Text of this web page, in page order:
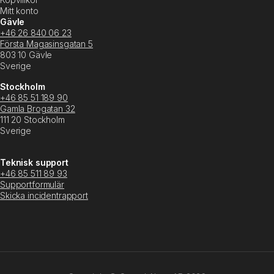
Mitt konto
Gävle
+46 26 840 06 23
Första Magasinsgatan 5
803 10 Gävle
Sverige
Stockholm
+46 85 51 189 90
Gamla Brogatan 32
111 20 Stockholm
Sverige
Teknisk support
+46 85 511 89 93
Supportformulär
Skicka incidentrapport